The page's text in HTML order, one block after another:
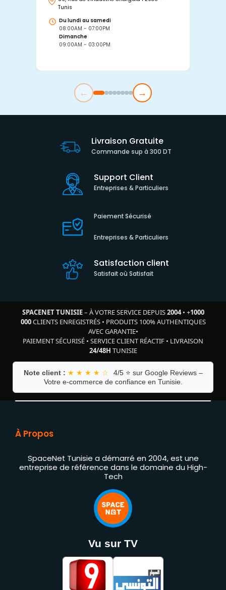
Tunis
Du lundi au samedi
08:00AM - 07:00PM
Dimanche
09:00AM - 03:00PM
← →
Livraison Gratuite
Commande sup à 300 DT
Support Client
Entreprises & Particuliers
Paiement Sécurisé
Entreprises & Particuliers
Satisfaction client
Satisfait où Satisfait
SPACENET TUNISIE– À VOTRE SERVICE DEPUIS2004• +1000
000CLIENTS ENREGISTRÉS• PRODUITS 100% AUTHENTIQUES
AVEC GARANTIE•
PAIEMENT SÉCURISÉ • SERVICE CLIENT RÉACTIF • LIVRAISON
24/48H TUNISIE
Note client : ★ ★ ★ ★ ☆
4/5 ⭐ sur Google Reviews –
Votre e-commerce de confiance en Tunisie.
À Propos
SpaceNet Tunisie a démarré en 2004, est une
entreprise de référence dans le domaine du High-
Tech
Vu sur TV